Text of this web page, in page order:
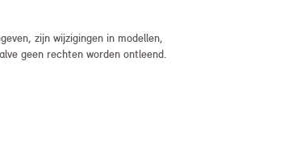
zijn wijzigingen in modellen,
geen rechten worden ontleend.